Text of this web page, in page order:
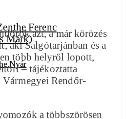
Nyár
azt, a már körözés
aki Salgótarjánban és a
több helyről lopott,
– tájékoztatta
Rendőr-
a többszörösen